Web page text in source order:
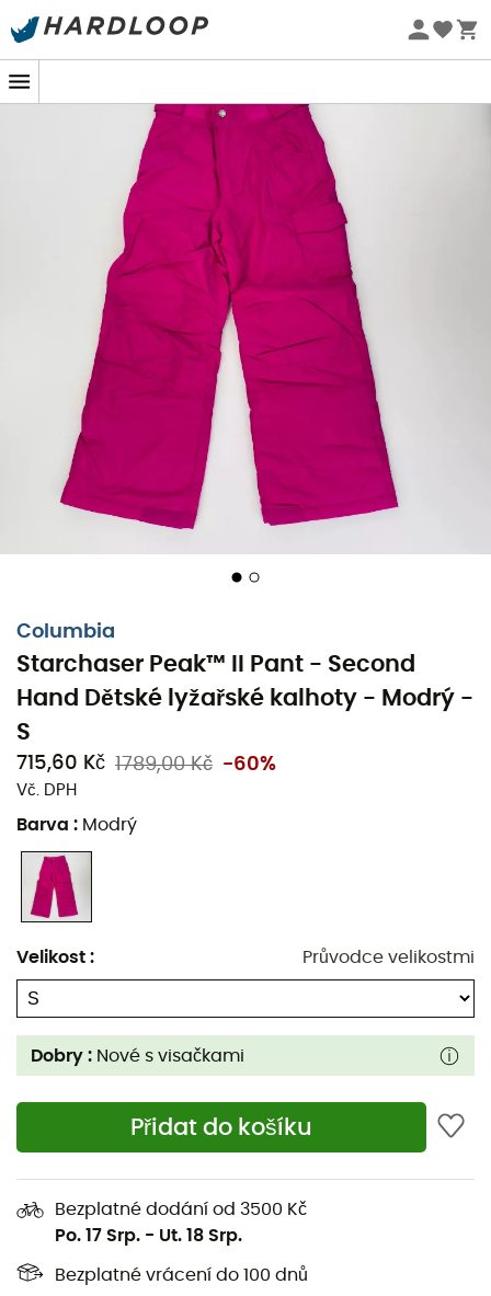
Letní akce 🔥 -5 % EXTRA při nákupu 2 produktů* s kódem
Columbia
Starchaser Peak™ II Pant - Second
Hand Dětské lyžařské kalhoty - Modrý -
S
715,60 Kč 1789,00 Kč -60%
Vč. DPH
Barva : Modrý
Velikost : Průvodce velikostmi
Dobry : Nové s visačkami
Přidat do košíku
Bezplatné dodání od 3500 Kč
Po. 17 Srp. - Ut. 18 Srp.
Bezplatné vrácení do 100 dnů